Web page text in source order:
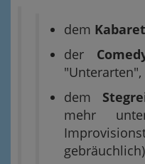
dem
der
"Unterarten",
dem
mehr
gebräuchlich)